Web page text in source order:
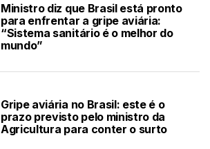
Ministro diz que Brasil está pronto
para enfrentar a gripe aviária:
“Sistema sanitário é o melhor do
mundo”
Gripe aviária no Brasil: este é o
prazo previsto pelo ministro da
Agricultura para conter o surto